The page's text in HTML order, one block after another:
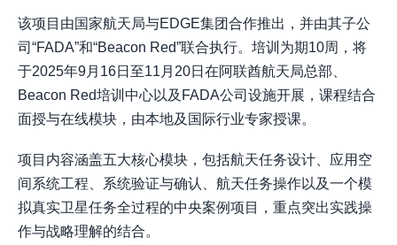
该项目由国家航天局与EDGE集团合作推出，并由其子公
司“FADA”和“Beacon Red”联合执行。培训为期10周，将
于2025年9月16日至11月20日在阿联酋航天局总部、
Beacon Red培训中心以及FADA公司设施开展，课程结合
面授与在线模块，由本地及国际行业专家授课。
项目内容涵盖五大核心模块，包括航天任务设计、应用空
间系统工程、系统验证与确认、航天任务操作以及一个模
拟真实卫星任务全过程的中央案例项目，重点突出实践操
作与战略理解的结合。